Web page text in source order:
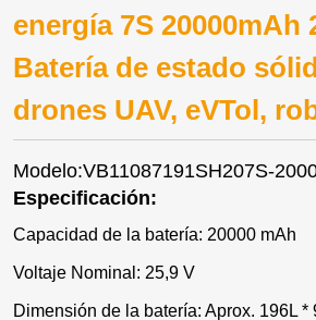
energía 7S 20000mAh
Batería de estado
drones UAV, eVTol,
Modelo:VB11087191SH207S-
Especificación:
Capacidad de la batería: 20000 mAh
Voltaje Nominal: 25,9 V
Dimensión de la batería: Aprox. 196L *